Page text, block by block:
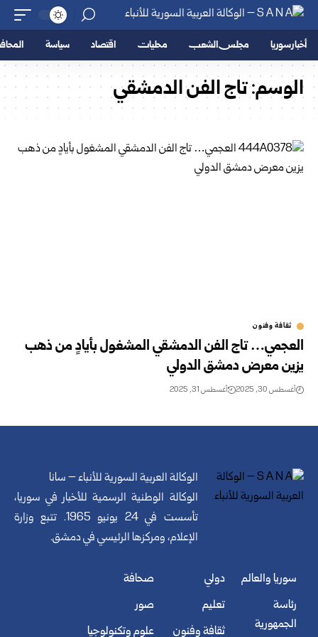
أخبار سوريا مجلس الشعب محليات اقتصاد سياسة
الوسم:تاج الفن الدمشقي
ثقافة وفنون
العجمي… تاج الفن الدمشقي المشغول بأيادٍ من ذهب
يزين معرض دمشق الدولي
أغسطس 30, 2025 أغسطس 31, 2025
الوكالة العربية السورية للأنباء – سانا
الوكالة الوطنية الرسمية للأخبار في سوريا،
تأسست في 24 يونيو 1965. تتبع وزارة
الإعلام، ومركزها الرئيسي في دمشق.
سوريا والعالم
رئاسة
الجمهورية
دولي
تعليم
ثقافة وفنون
صحافة
صور
علوم وتكنولوجيا